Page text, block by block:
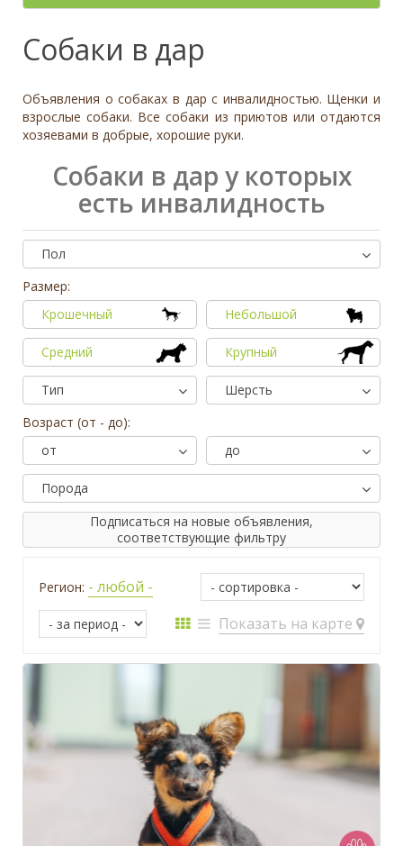
Средний Крупный
Тип
Семейная
Охотничья
Палевый
Серый
Дополнительные цвета
Черный
Серый
Коричневый
Рыжий
0 3 6 10 13 19 26 32 38 45 51 58 64 70 77
0
Нет
Отношение к детям
Равнодушное
Отношение к кошкам
Доброжелательное
Может проявить агрессию
Отношение к собакам
Доброжелательное
Равнодушное
Может проявить агрессию
- неважно -
Приучен к поводку
- неважно -
Дрессировка
Да
- неважно -
Необычный окрас
Отдаётся в
- не уточнено -
Собаки в дар
Объявления о собаках в дар с инвалидностью. Щенки и
взрослые собаки. Все собаки из приютов или отдаются
хозяевами в добрые, хорошие руки.
Собаки в дар у которых
есть инвалидность
Пол
Размер:
Крошечный
Небольшой
Средний Крупный
Тип
Шерсть
Возраст (от - до):
от
до
Порода
Подписаться на новые объявления,
соответствующие фильтру
Регион: - любой -
Показать на карте